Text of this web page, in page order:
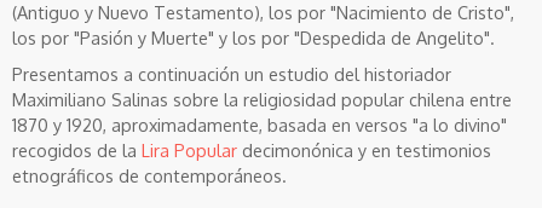
(Antiguo y Nuevo Testamento), los por "Nacimiento de Cristo",
los por "Pasión y Muerte" y los por "Despedida de Angelito".
Presentamos a continuación un estudio del historiador
Maximiliano Salinas sobre la religiosidad popular chilena entre
1870 y 1920, aproximadamente, basada en versos "a lo divino"
recogidos de la Lira Popular decimonónica y en testimonios
etnográficos de contemporáneos.